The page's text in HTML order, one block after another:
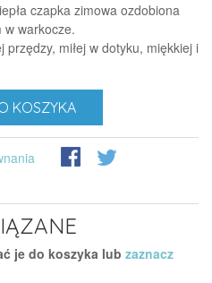
czapka zimowa ozdobiona
w warkocze.
miłej w dotyku, miękkiej i
KOSZYKA
je do koszyka lub zaznacz